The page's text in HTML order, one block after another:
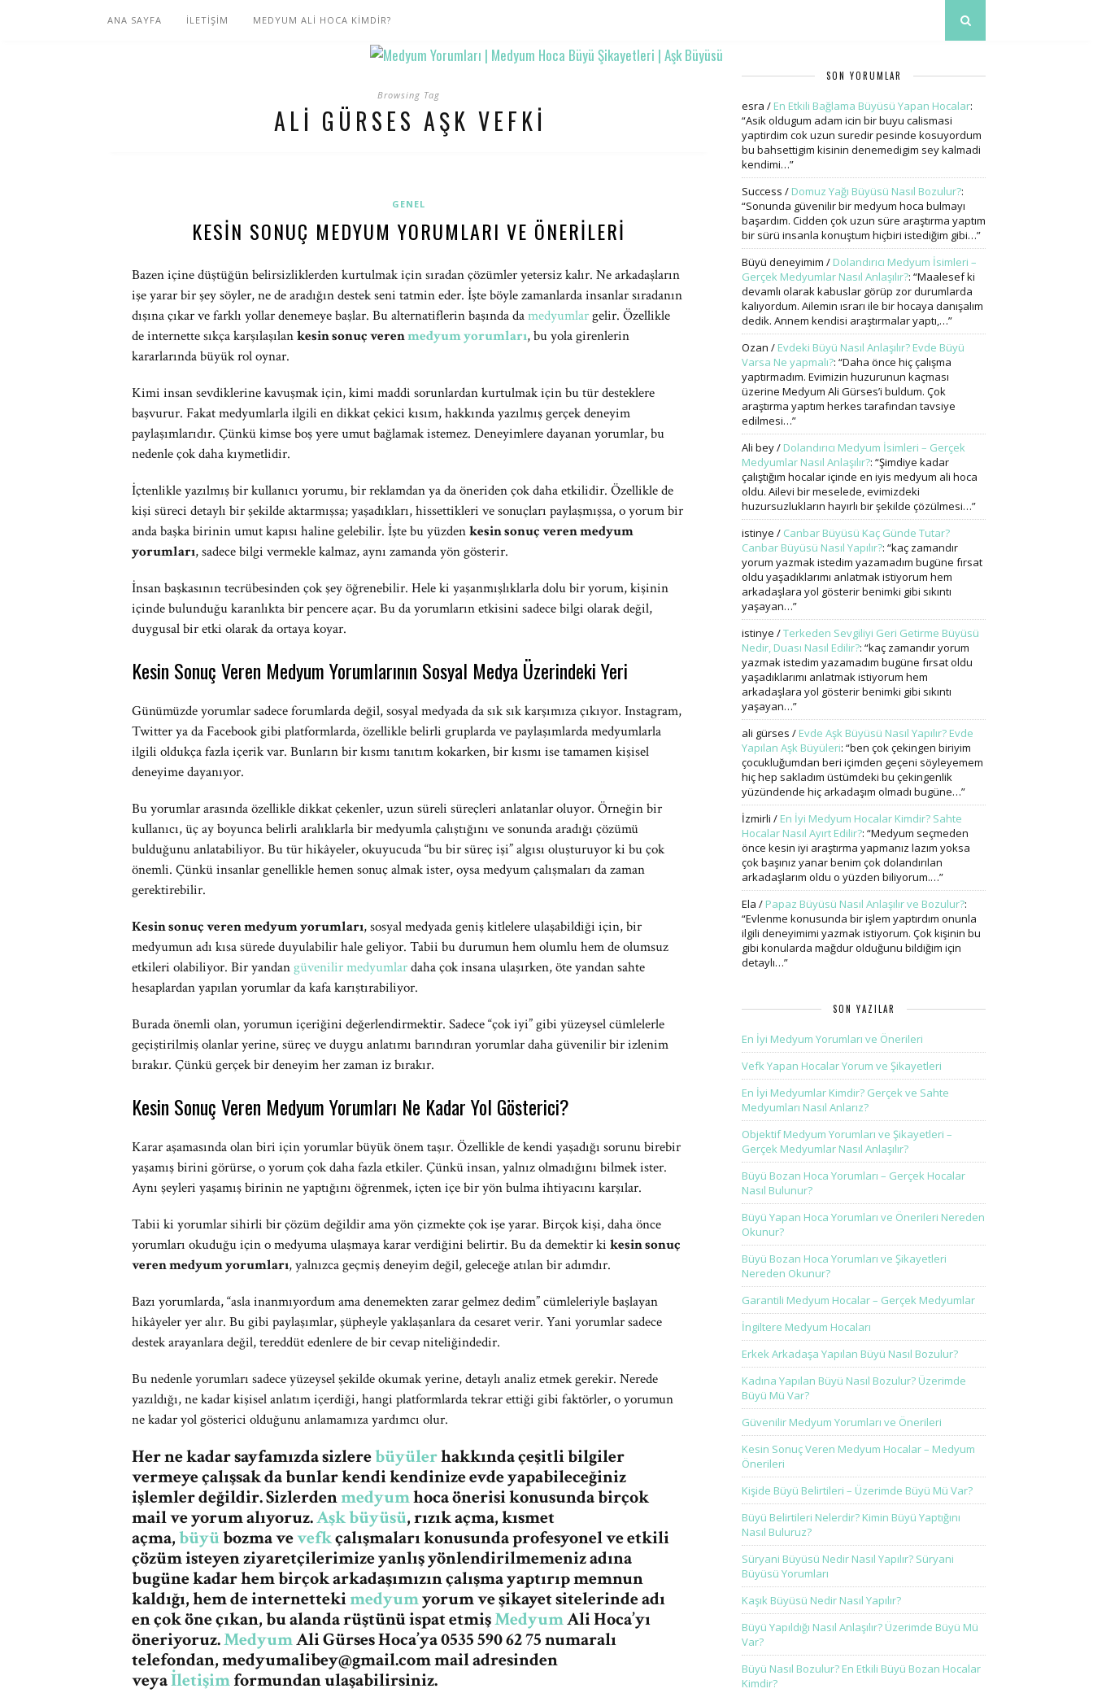
ANA SAYFA İLETİŞİM MEDYUM ALİ HOCA KİMDİR?
Browsing Tag
ALI GÜRSES AŞK VEFKI
GENEL
KESIN SONUÇ MEDYUM YORUMLARI VE ÖNERILERI
Bazen içine düştüğün belirsizliklerden kurtulmak için sıradan çözümler yetersiz kalır. Ne arkadaşların
işe yarar bir şey söyler, ne de aradığın destek seni tatmin eder. İşte böyle zamanlarda insanlar sıradanın
dışına çıkar ve farklı yollar denemeye başlar. Bu alternatiflerin başında damedyumlargelir. Özellikle
de internette sıkça karşılaşılankesin sonuç verenmedyum yorumları, bu yola girenlerin
kararlarında büyük rol oynar.
Kimi insan sevdiklerine kavuşmak için, kimi maddi sorunlardan kurtulmak için bu tür desteklere
başvurur. Fakat medyumlarla ilgili en dikkat çekici kısım, hakkında yazılmış gerçek deneyim
paylaşımlarıdır. Çünkü kimse boş yere umut bağlamak istemez. Deneyimlere dayanan yorumlar, bu
nedenle çok daha kıymetlidir.
İçtenlikle yazılmış bir kullanıcı yorumu, bir reklamdan ya da öneriden çok daha etkilidir. Özellikle de
kişi süreci detaylı bir şekilde aktarmışsa; yaşadıkları, hissettikleri ve sonuçları paylaşmışsa, o yorum bir
anda başka birinin umut kapısı haline gelebilir. İşte bu yüzdenkesin sonuç veren medyum
yorumları, sadece bilgi vermekle kalmaz, aynı zamanda yön gösterir.
İnsan başkasının tecrübesinden çok şey öğrenebilir. Hele ki yaşanmışlıklarla dolu bir yorum, kişinin
içinde bulunduğu karanlıkta bir pencere açar. Bu da yorumların etkisini sadece bilgi olarak değil,
duygusal bir etki olarak da ortaya koyar.
Kesin Sonuç Veren Medyum Yorumlarının Sosyal Medya Üzerindeki Yeri
Günümüzde yorumlar sadece forumlarda değil, sosyal medyada da sık sık karşımıza çıkıyor. Instagram,
Twitter ya da Facebook gibi platformlarda, özellikle belirli gruplarda ve paylaşımlarda medyumlarla
ilgili oldukça fazla içerik var. Bunların bir kısmı tanıtım kokarken, bir kısmı ise tamamen kişisel
deneyime dayanıyor.
Bu yorumlar arasında özellikle dikkat çekenler, uzun süreli süreçleri anlatanlar oluyor. Örneğin bir
kullanıcı, üç ay boyunca belirli aralıklarla bir medyumla çalıştığını ve sonunda aradığı çözümü
bulduğunu anlatabiliyor. Bu tür hikâyeler, okuyucuda “bu bir süreç işi” algısı oluşturuyor ki bu çok
önemli. Çünkü insanlar genellikle hemen sonuç almak ister, oysa medyum çalışmaları da zaman
gerektirebilir.
Kesin sonuç veren medyum yorumları, sosyal medyada geniş kitlelere ulaşabildiği için, bir
medyumun adı kısa sürede duyulabilir hale geliyor. Tabii bu durumun hem olumlu hem de olumsuz
etkileri olabiliyor. Bir yandan güvenilir medyumlardaha çok insana ulaşırken, öte yandan sahte
hesaplardan yapılan yorumlar da kafa karıştırabiliyor.
Burada önemli olan, yorumun içeriğini değerlendirmektir. Sadece “çok iyi” gibi yüzeysel cümlelerle
geçiştirilmiş olanlar yerine, süreç ve duygu anlatımı barındıran yorumlar daha güvenilir bir izlenim
bırakır. Çünkü gerçek bir deneyim her zaman iz bırakır.
Kesin Sonuç Veren Medyum Yorumları Ne Kadar Yol Gösterici?
Karar aşamasında olan biri için yorumlar büyük önem taşır. Özellikle de kendi yaşadığı sorunu birebir
yaşamış birini görürse, o yorum çok daha fazla etkiler. Çünkü insan, yalnız olmadığını bilmek ister.
Aynı şeyleri yaşamış birinin ne yaptığını öğrenmek, içten içe bir yön bulma ihtiyacını karşılar.
Tabii ki yorumlar sihirli bir çözüm değildir ama yön çizmekte çok işe yarar. Birçok kişi, daha önce
yorumları okuduğu için o medyuma ulaşmaya karar verdiğini belirtir. Bu da demektir ki kesin sonuç
veren medyum yorumları, yalnızca geçmiş deneyim değil, geleceğe atılan bir adımdır.
Bazı yorumlarda, “asla inanmıyordum ama denemekten zarar gelmez dedim” cümleleriyle başlayan
hikâyeler yer alır. Bu gibi paylaşımlar, şüpheyle yaklaşanlara da cesaret verir. Yani yorumlar sadece
destek arayanlara değil, tereddüt edenlere de bir cevap niteliğindedir.
Bu nedenle yorumları sadece yüzeysel şekilde okumak yerine, detaylı analiz etmek gerekir. Nerede
yazıldığı, ne kadar kişisel anlatım içerdiği, hangi platformlarda tekrar ettiği gibi faktörler, o yorumun
ne kadar yol gösterici olduğunu anlamamıza yardımcı olur.
Her ne kadar sayfamızda sizlerebüyülerhakkında çeşitli bilgiler
vermeye çalışsak da bunlar kendi kendinize evde yapabileceğiniz
işlemler değildir. Sizlerdenmedyumhoca önerisi konusunda birçok
mail ve yorum alıyoruz.Aşk büyüsü, rızık açma, kısmet
açma,büyübozma vevefkçalışmaları konusunda profesyonel ve etkili
çözüm isteyen ziyaretçilerimize yanlış yönlendirilmemeniz adına
bugüne kadar hem birçok arkadaşımızın çalışma yaptırıp memnun
kaldığı, hem de internettekimedyumyorum ve şikayet sitelerinde adı
en çok öne çıkan, bu alanda rüştünü ispat etmişMedyumAli Hoca’yı
öneriyoruz.MedyumAli Gürses Hoca’ya 0535 590 62 75 numaralı
telefondan,medyumalibey@gmail.commail adresinden
veyaİletişimformundan ulaşabilirsiniz.
SON YORUMLAR
esra / En Etkili Bağlama Büyüsü Yapan Hocalar:
“Asik oldugum adam icin bir buyu calismasi
yaptirdim cok uzun suredir pesinde kosuyordum
bu bahsettigim kisinin denemedigim sey kalmadi
kendimi…”
Success / Domuz Yağı Büyüsü Nasıl Bozulur?:
“Sonunda güvenilir bir medyum hoca bulmayı
başardım. Cidden çok uzun süre araştırma yaptım
bir sürü insanla konuştum hiçbiri istediğim gibi…”
Büyü deneyimim / Dolandırıcı Medyum İsimleri –
Gerçek Medyumlar Nasıl Anlaşılır?: “Maalesef ki
devamlı olarak kabuslar görüp zor durumlarda
kalıyordum. Ailemin ısrarı ile bir hocaya danışalım
dedik. Annem kendisi araştırmalar yaptı,…”
Ozan / Evdeki Büyü Nasıl Anlaşılır? Evde Büyü
Varsa Ne yapmalı?: “Daha önce hiç çalışma
yaptırmadım. Evimizin huzurunun kaçması
üzerine Medyum Ali Gürses’i buldum. Çok
araştırma yaptım herkes tarafından tavsiye
edilmesi…”
Ali bey/ Dolandırıcı Medyum İsimleri – Gerçek
Medyumlar Nasıl Anlaşılır?: “Şimdiye kadar
çalıştığım hocalar içinde en iyis medyum ali hoca
oldu. Ailevi bir meselede, evimizdeki
huzursuzlukların hayırlı bir şekilde çözülmesi…”
istinye / Canbar Büyüsü Kaç Günde Tutar?
Canbar Büyüsü Nasıl Yapılır?: “kaç zamandır
yorum yazmak istedim yazamadım bugüne fırsat
oldu yaşadıklarımı anlatmak istiyorum hem
arkadaşlara yol gösterir benimki gibi sıkıntı
yaşayan…”
istinye /Terkeden Sevgiliyi Geri Getirme Büyüsü
Nedir, Duası Nasıl Edilir?: “kaç zamandır yorum
yazmak istedim yazamadım bugüne fırsat oldu
yaşadıklarımı anlatmak istiyorum hem
arkadaşlara yol gösterir benimki gibi sıkıntı
yaşayan…”
ali gürses / Evde Aşk Büyüsü Nasıl Yapılır? Evde
Yapılan Aşk Büyüleri: “ben çok çekingen biriyim
çocukluğumdan beri içimden geçeni söyleyemem
hiç hep sakladım üstümdeki bu çekingenlik
yüzündende hiç arkadaşım olmadı bugüne…”
İzmirli / En İyi Medyum Hocalar Kimdir? Sahte
Hocalar Nasıl Ayırt Edilir?: “Medyum seçmeden
önce kesin iyi araştırma yapmanız lazım yoksa
çok başınız yanar benim çok dolandırılan
arkadaşlarım oldu o yüzden biliyorum.…”
Ela / Papaz Büyüsü Nasıl Anlaşılır ve Bozulur?:
“Evlenme konusunda bir işlem yaptırdım onunla
ilgili deneyimimi yazmak istiyorum. Çok kişinin bu
gibi konularda mağdur olduğunu bildiğim için
detaylı…”
SON YAZILAR
En İyi Medyum Yorumları ve Önerileri
Vefk Yapan Hocalar Yorum ve Şikayetleri
En İyi Medyumlar Kimdir? Gerçek ve Sahte
Medyumları Nasıl Anlarız?
Objektif Medyum Yorumları ve Şikayetleri –
Gerçek Medyumlar Nasıl Anlaşılır?
Büyü Bozan Hoca Yorumları – Gerçek Hocalar
Nasıl Bulunur?
Büyü Yapan Hoca Yorumları ve Önerileri Nereden
Okunur?
Büyü Bozan Hoca Yorumları ve Şikayetleri
Nereden Okunur?
Garantili Medyum Hocalar – Gerçek Medyumlar
İngiltere Medyum Hocaları
Erkek Arkadaşa Yapılan Büyü Nasıl Bozulur?
Kadına Yapılan Büyü Nasıl Bozulur? Üzerimde
Büyü Mü Var?
Güvenilir Medyum Yorumları ve Önerileri
Kesin Sonuç Veren Medyum Hocalar – Medyum
Önerileri
Kişide Büyü Belirtileri – Üzerimde Büyü Mü Var?
Büyü Belirtileri Nelerdir? Kimin Büyü Yaptığını
Nasıl Buluruz?
Süryani Büyüsü Nedir Nasıl Yapılır? Süryani
Büyüsü Yorumları
Kaşık Büyüsü Nedir Nasıl Yapılır?
Büyü Yapıldığı Nasıl Anlaşılır? Üzerimde Büyü Mü
Var?
Büyü Nasıl Bozulur? En Etkili Büyü Bozan Hocalar
Kimdir?